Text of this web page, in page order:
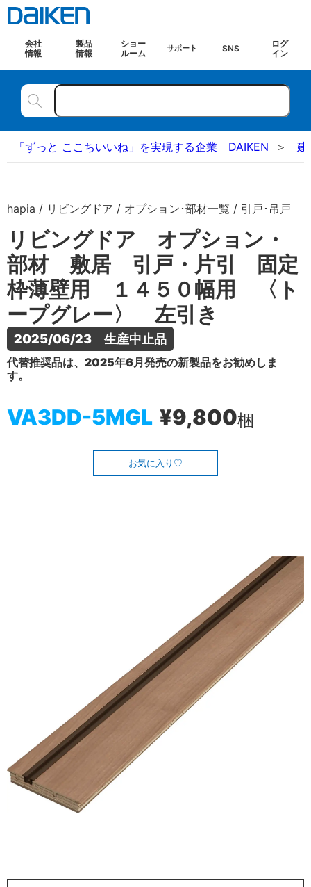
会社
情報
製品
情報
ショー
ルーム
サポート SNS
ログ
イン
「ずっと ここちいいね」を実現する企業 DAIKEN 建
hapia / リビングドア / オプション･部材一覧 / 引戸･吊戸
リビングドア オプション・
部材 敷居 引戸・片引 固定
枠薄壁用 １４５０幅用 〈ト
ープグレー〉 左引き
2025/06/23　生産中止品
代替推奨品は、2025年6月発売の新製品をお勧めしま
す。
VA3DD-5MGL ¥9,800梱
お気に入り